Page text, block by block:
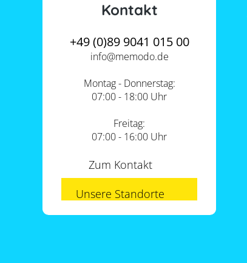
Kontakt
+49 (0)89 9041 015 00
info@memodo.de
Montag - Donnerstag:
07:00 - 18:00 Uhr
Freitag:
07:00 - 16:00 Uhr
Zum Kontakt
Unsere Standorte